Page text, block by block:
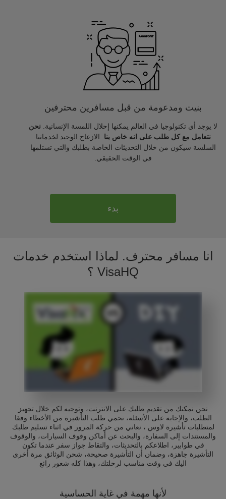
بنيت ومدعومة من قبل مسافرين محترفين
لا يوجد أي تكنولوجيا في العالم يمكنها إحلال اللمسة الإنسانية. نحن
نتعامل مع كل طلب على انه خاص بنا . الازعاج الوحيد لخدماتنا
السلسة سيكون من خلال التحديثات الخاصة بطلبك والتي تستلمها
في الوقت الحقيقي.
بدء
انا مسافر محترف. لماذا استخدم خدمات
VisaHQ ؟
نحن نمكنك من تقديم طلبك على الانترنت، وتوجيه لكم خلال تجهيز
الطلب، والإجابة على الأسئلة، نحمي طلب التأشيرة من الأخطاء وفقا
لمتطلبات تأشيرة لاوس ، نعاني من حركة المرور في اثناء تسليم طلبك
والمستندات إلى السفارة، والبحث عن أماكن وقوف السيارات، والوقوف
في طوابير، اطلاعكم بالتحديثات، والتقاط جواز سفر عندما تكون
التأشيرة جاهزة، وضمان أن التأشيرة صحيحة، شحن الوثائق مرة أخرى
اليك في وقت مناسب لرحلتك، وهذا كله شعور رائع
لأنها مهمة في غاية الحساسية